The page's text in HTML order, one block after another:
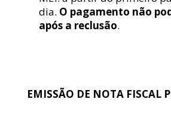
dia. O pagamento não
após a reclusão.
EMISSÃO DE NOTA FISCAL